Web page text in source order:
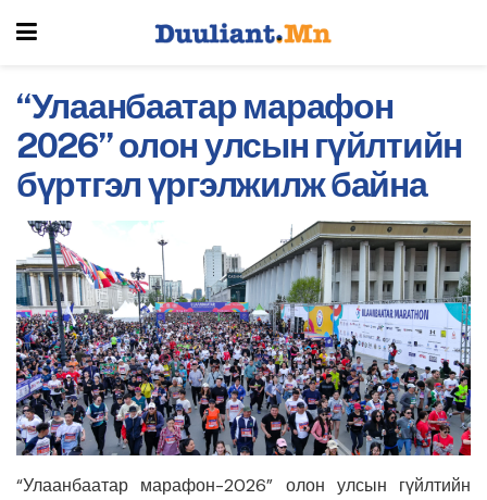
“Улаанбаатар марафон
2026” олон улсын гүйлтийн
бүртгэл үргэлжилж байна
“Улаанбаатар марафон-2026” олон улсын гүйлтийн